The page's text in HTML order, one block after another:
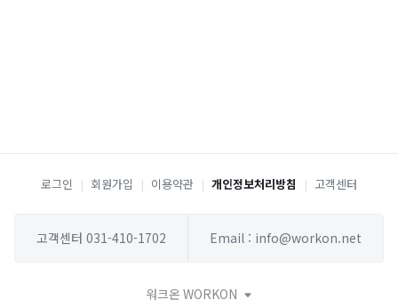
로그인 | 회원가입 | 이용약관 | 개인정보처리방침 | 고객센터
고객센터 031-410-1702 Email : info@workon.net
워크온 WORKON